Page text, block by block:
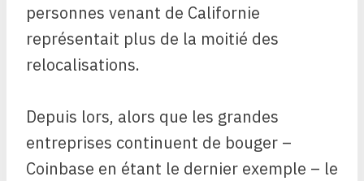
personnes venant de Californie
représentait plus de la moitié des
relocalisations.
Depuis lors, alors que les grandes
entreprises continuent de bouger –
Coinbase en étant le dernier exemple – le